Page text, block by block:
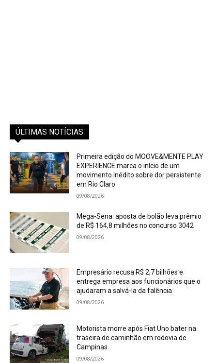
ÚLTIMAS NOTÍCIAS
Primeira edição do MOOVE&MENTE PLAY
EXPERIENCE marca o início de um
movimento inédito sobre dor persistente
em Rio Claro
09/08/2026
Mega-Sena: aposta de bolão leva prêmio
de R$ 164,8 milhões no concurso 3042
09/08/2026
Empresário recusa R$ 2,7 bilhões e
entrega empresa aos funcionários que o
ajudaram a salvá-la da falência
09/08/2026
Motorista morre após Fiat Uno bater na
traseira de caminhão em rodovia de
Campinas
09/08/2026